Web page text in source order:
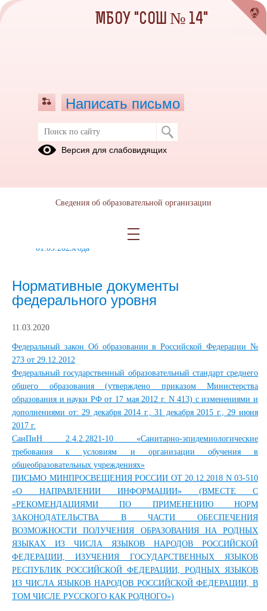
ФГОС
01.09.2023года
Нормативные документы
федерального уровня
11.03.2020
Федеральный закон Об образовании в Российской Федерации №
273 от 29.12.2012
Федеральный государственный образовательный стандарт среднего
общего образования (утверждено приказом Министерства
образования и науки РФ от 17 мая 2012 г. N 413) с изменениями и
дополнениями от: 29 декабря 2014 г., 31 декабря 2015 г., 29 июня
2017 г.
СанПиН 2.4.2.2821-10 «Санитарно-эпидемиологические
требования к условиям и организации обучения в
общеобразовательных учреждениях»
ПИСЬМО МИНПРОСВЕЩЕНИЯ РОССИИ ОТ 20.12.2018 N 03-510
«О НАПРАВЛЕНИИ ИНФОРМАЦИИ» (ВМЕСТЕ С
«РЕКОМЕНДАЦИЯМИ ПО ПРИМЕНЕНИЮ НОРМ
ЗАКОНОДАТЕЛЬСТВА В ЧАСТИ ОБЕСПЕЧЕНИЯ
ВОЗМОЖНОСТИ ПОЛУЧЕНИЯ ОБРАЗОВАНИЯ НА РОДНЫХ
ЯЗЫКАХ ИЗ ЧИСЛА ЯЗЫКОВ НАРОДОВ РОССИЙСКОЙ
ФЕДЕРАЦИИ, ИЗУЧЕНИЯ ГОСУДАРСТВЕННЫХ ЯЗЫКОВ
РЕСПУБЛИК РОССИЙСКОЙ ФЕДЕРАЦИИ, РОДНЫХ ЯЗЫКОВ
ИЗ ЧИСЛА ЯЗЫКОВ НАРОДОВ РОССИЙСКОЙ ФЕДЕРАЦИИ, В
ТОМ ЧИСЛЕ РУССКОГО КАК РОДНОГО»)
МБОУ "СОШ № 14"
Написать письмо
Версия для слабовидящих
Сведения об образовательной организации